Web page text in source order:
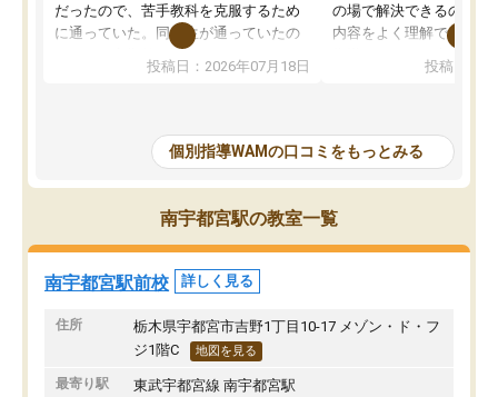
だったので、苦手教科を克服するため
に通っていた。同級生が通っていたの
もあり、定期的に通うことができた。
講師の皆さんは雑談もさせていただき
ばすことができた。学習の進路相談な
ども親身に聞いてくれたお陰で、志望
校も絞ることができ、結果的に指定校
推薦での受験とはなったが、WAMに通
っていなければ、大切な友人や大学の
教授と出会うことができなかっため、
非常に感謝している。
投稿日：2026年07月18日
の場で解決できるので、
内容をよく理解できてい
いので最初は少し不安も
普段の教材にそって進め
く、苦手な分野は別プリ
て重点的に指導してくれ
たいです。
学校帰りで疲れている日
子は1度も見せたことが
投稿日：
個別指導WAMの口コミをもっとみる
南宇都宮駅の教室一覧
南宇都宮駅前校 詳しく見る
住所
栃木県宇都宮市吉野1丁目10-17 メゾン・ド・フ
ジ1階C
地図を見る
最寄り駅 東武宇都宮線 南宇都宮駅